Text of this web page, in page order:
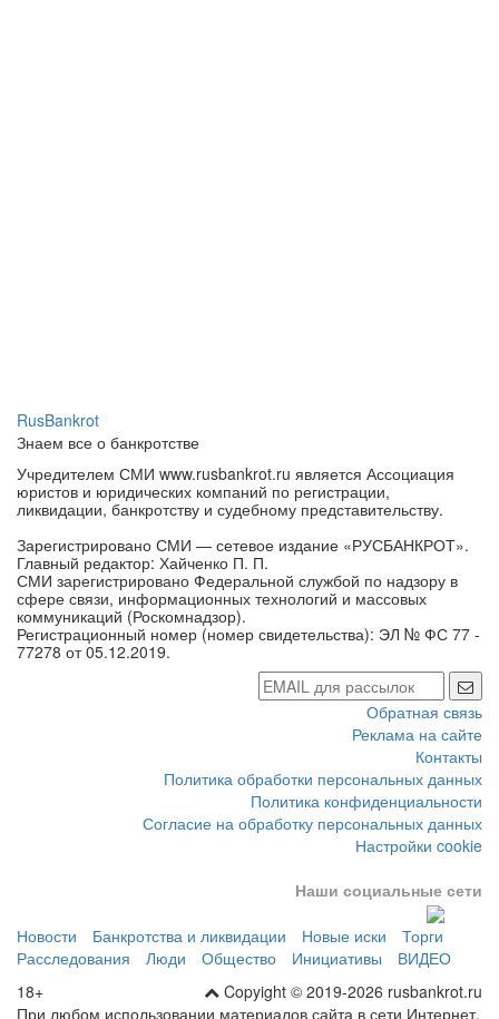
RusBankrot
Знаем все о банкротстве
Учредителем СМИ www.rusbankrot.ru является Ассоциация
юристов и юридических компаний по регистрации,
ликвидации, банкротству и судебному представительству.
Зарегистрировано СМИ — сетевое издание «РУСБАНКРОТ».
Главный редактор: Хайченко П. П.
СМИ зарегистрировано Федеральной службой по надзору в
сфере связи, информационных технологий и массовых
коммуникаций (Роскомнадзор).
Регистрационный номер (номер свидетельства): ЭЛ № ФС 77 -
77278 от 05.12.2019.
Обратная связь
Реклама на сайте
Контакты
Политика обработки персональных данных
Политика конфиденциальности
Согласие на обработку персональных данных
Настройки cookie
Наши социальные сети
Новости Банкротства и ликвидации Новые иски
Торги
Расследования
Люди Общество Инициативы
ВИДЕО
Copyight © 2019-2026 rusbankrot.ru
18+
При любом использовании материалов сайта в сети Интернет,